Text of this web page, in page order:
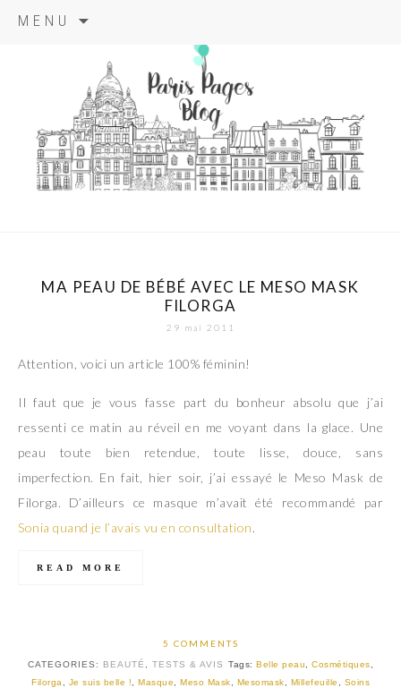
MENU
principal
paris pages
blog
MA PEAU DE BÉBÉ AVEC LE MESO MASK
FILORGA
29 mai 2011
Attention, voici un article 100% féminin!
Il faut que je vous fasse part du bonheur absolu que j’ai
ressenti ce matin au réveil en me voyant dans la glace. Une
peau toute bien retendue, toute lisse, douce, sans
imperfection. En fait, hier soir, j’ai essayé le Meso Mask de
Filorga. D’ailleurs ce masque m’avait été recommandé par
Sonia quand je l’avais vu en consultation.
READ MORE
5 COMMENTS
CATEGORIES: BEAUTÉ TESTS & AVIS Tags: Belle peau Cosmétiques
Filorga
Je suis belle ! Masque Meso Mask Mesomask Millefeuille Soins